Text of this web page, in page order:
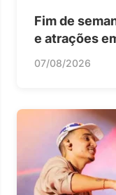
Fim de
e atrações
07/08/2026